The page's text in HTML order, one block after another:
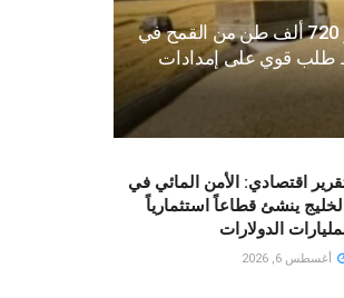
الجزائر تشتري نحو 720 ألف طن من القمح في
طلب قوي على إمدادات
اقتصادي: الأمن المائي في
الخليج ينشئ قطاعاً استثمارياً
الدولارات
أغسطس 6, 2026